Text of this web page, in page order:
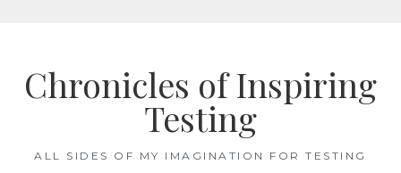
content
Chronicles of Inspiring
Testing
ALL SIDES OF MY IMAGINATION FOR TESTING